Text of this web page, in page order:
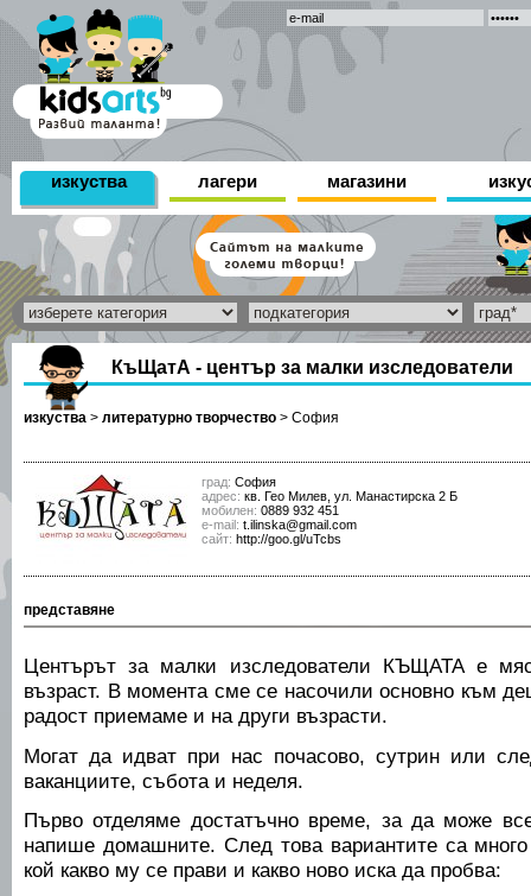
изкуства лагери магазини
КъЩатА - център за малки изследователи
изкуства > литературно творчество > София
град: София
адрес: кв. Гео Милев, ул. Манастирска 2 Б
мобилен: 0889 932 451
е-mail: t.ilinska@gmail.com
сайт: http://goo.gl/uTcbs
представяне
Центърът за малки изследователи КЪЩАТА е
възраст. В момента сме се насочили основно към
радост приемаме и на други възрасти.
Могат да идват при нас почасово, сутрин или
ваканциите, събота и неделя.
Първо отделяме достатъчно време, за да може
напише домашните. След това вариантите са
кой какво му се прави и какво ново иска да пробва: